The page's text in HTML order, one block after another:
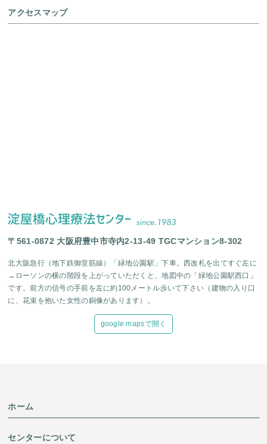
アクセスマップ
〒561-0872 大阪府豊中市寺内2-13-49 TGCマンション8-302
北大阪急行（地下鉄御堂筋線）「緑地公園駅」下車。西改札を出てすぐ左に
→ローソンの横の階段を上がっていただくと、地図中の「緑地公園駅西口」
です。前方の信号の手前を左に約100メートル歩いて下さい（建物の入り口
に、花束を抱いた女性の銅像があります）。
google mapsで開く
ホーム
センターについて